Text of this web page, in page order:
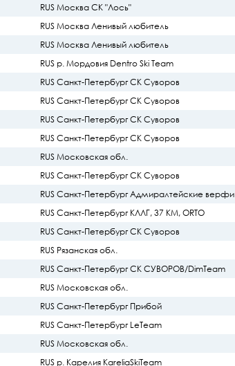
RUS Москва СК "Лось"
RUS Москва Ленивый любитель
RUS Москва Ленивый любитель
RUS р. Мордовия Dentro Ski Team
RUS Санкт-Петербург СК Суворов
RUS Санкт-Петербург СК Суворов
RUS Санкт-Петербург СК Суворов
RUS Санкт-Петербург СК Суворов
RUS Московская обл.
RUS Санкт-Петербург СК Суворов
RUS Санкт-Петербург Адмиралтейские верфи
RUS Санкт-Петербург КЛЛГ, 37 КМ, ORTO
RUS Санкт-Петербург СК Суворов
RUS Рязанская обл.
RUS Санкт-Петербург СК СУВОРОВ/DimTeam
RUS Московская обл.
RUS Санкт-Петербург Прибой
RUS Санкт-Петербург LeTeam
RUS Московская обл.
RUS р. Карелия KareliaSkiTeam